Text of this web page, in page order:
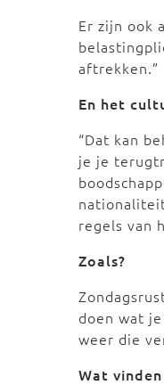
Er zijn ook
aftrekken.”
En het
“Dat kan
je je
regels van
Zoals?
doen wat
weer die
Wat